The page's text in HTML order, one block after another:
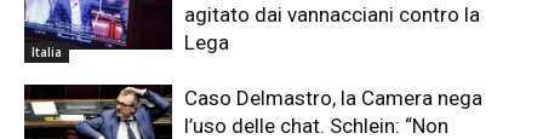
Italia
agitato dai vannacciani contro la
Lega
Caso Delmastro, la Camera nega
l’uso delle chat. Schlein: “Non